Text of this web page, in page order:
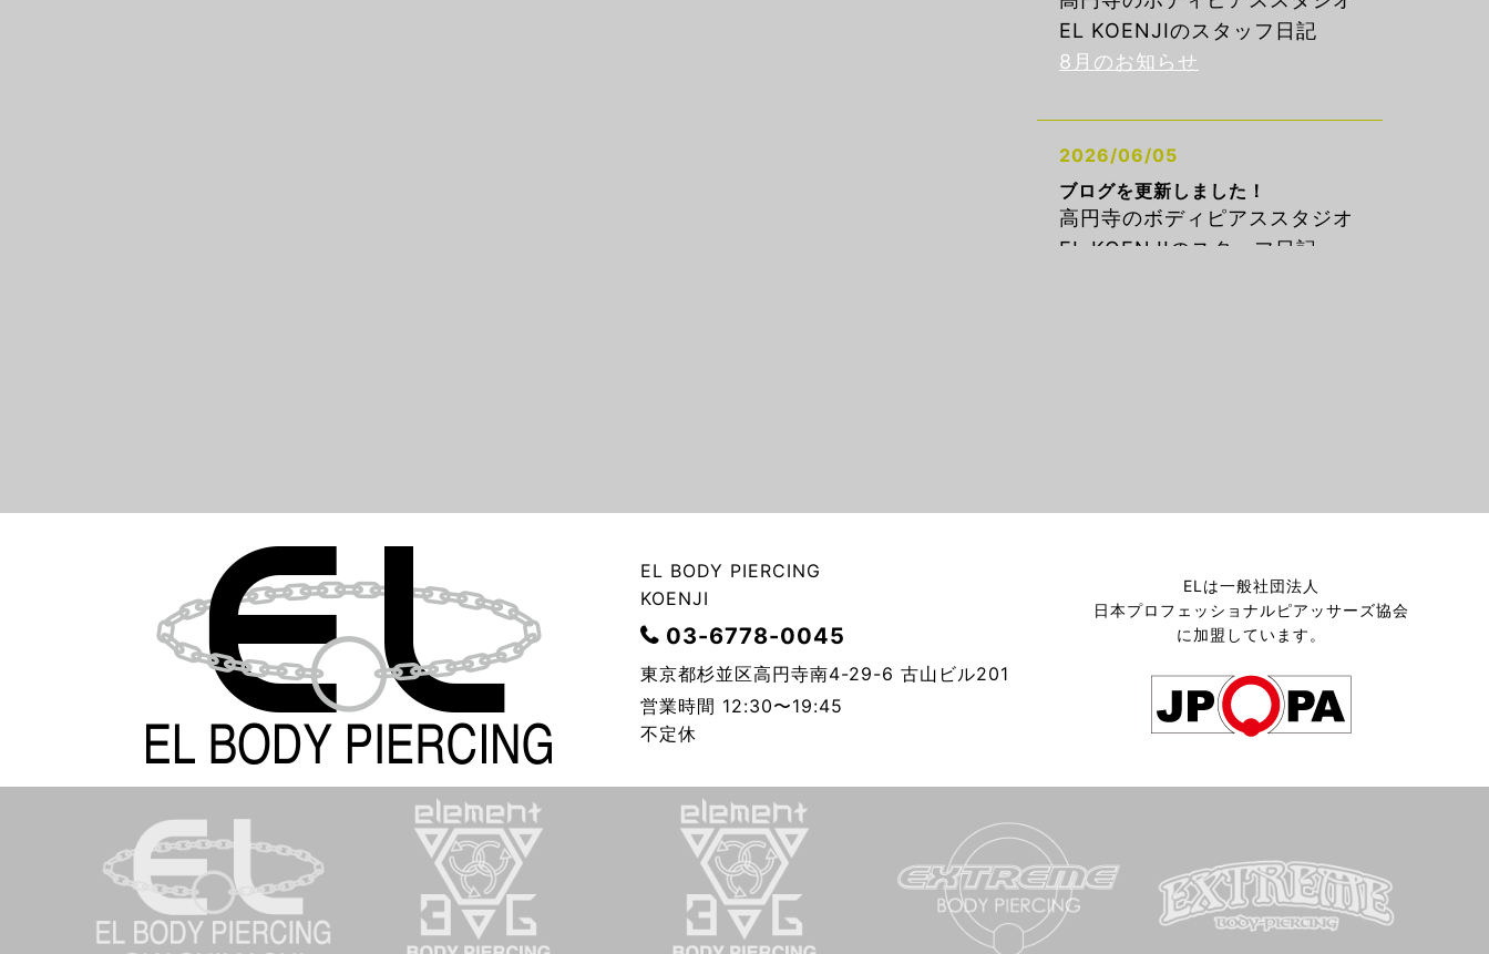
EL KOENJIのスタッフ日記
8月のお知らせ
2026/06/05
ブログを更新しました！
高円寺のボディピアススタジオ
EL KOENJIのスタッフ日記
ブログを更新しました！
EL KOENJIのスタッフ日記
4月のお知らせ
ブログを更新しました！
高円寺のボディピアススタジオ
EL KOENJIのスタッフ日記
EL BODY PIERCING
KOENJI
03-6778-0045
東京都杉並区高円寺南4-29-6 古山ビル201
営業時間 12:30〜19:45
不定休
ELは一般社団法人
日本プロフェッショナルピアッサーズ協会
に加盟しています。